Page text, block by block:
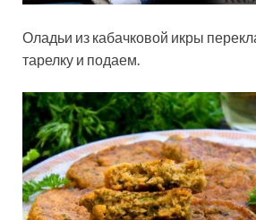
Оладьи из кабачковой икры
тарелку и подаем.